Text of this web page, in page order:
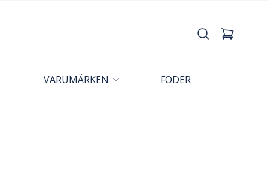
VARUMÄRKEN FODER